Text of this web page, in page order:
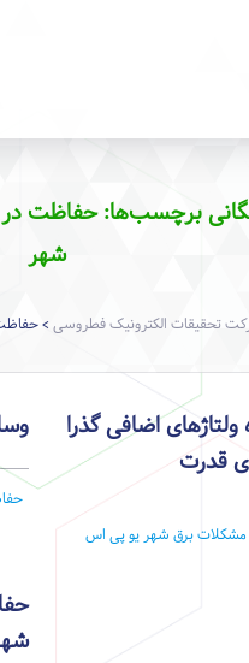
برچسب‌ها: حفاظت
شهر
تحقیقات الکترونیک فطروسی >
اضافی گذرا
قدرت
برق شهریو پی اس